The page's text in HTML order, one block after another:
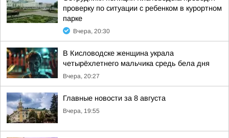
проверку по ситуации с ребенком в курортном
парке
Вчера, 20:30
В Кисловодске женщина украла
четырёхлетнего мальчика средь бела дня
Вчера, 20:27
Главные новости за 8 августа
Вчера, 19:55